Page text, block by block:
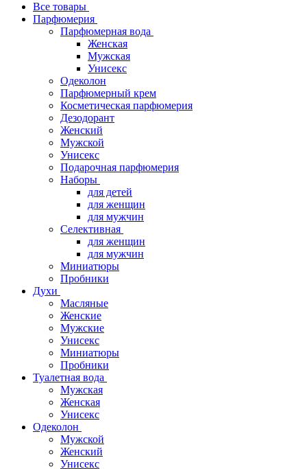
Все товары
Парфюмерия
Парфюмерная вода
Женская
Мужская
Унисекс
Одеколон
Парфюмерный крем
Косметическая парфюмерия
Дезодорант
Женский
Мужской
Унисекс
Подарочная парфюмерия
Наборы
для детей
для женщин
для мужчин
Селективная
для женщин
для мужчин
Миниатюры
Пробники
Духи
Масляные
Женские
Мужские
Унисекс
Миниатюры
Пробники
Туалетная вода
Мужская
Женская
Унисекс
Одеколон
Мужской
Женский
Унисекс